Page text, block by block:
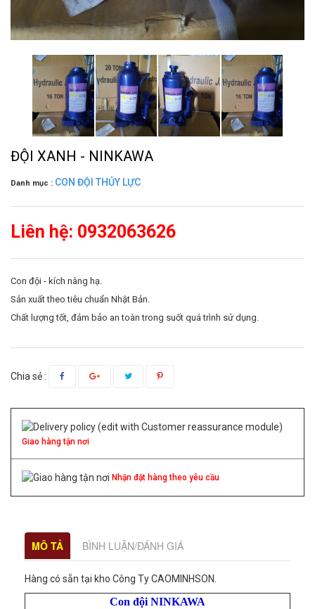
ĐỘI XANH - NINKAWA
Danh mục : CON ĐỘI THỦY LỰC
Liên hệ: 0932063626
Con đội - kích nâng hạ.
Sản xuất theo tiêu chuẩn Nhật Bản.
Chất lượng tốt, đảm bảo an toàn trong suốt quá trình sử dụng.
Chia sẻ :
Giao hàng tận nơi
Nhận đặt hàng theo yêu cầu
MÔ TẢ BÌNH LUẬN/ĐÁNH GIÁ
Hàng có sẵn tại kho Công Ty CAOMINHSON.
Con đội NINKAWA